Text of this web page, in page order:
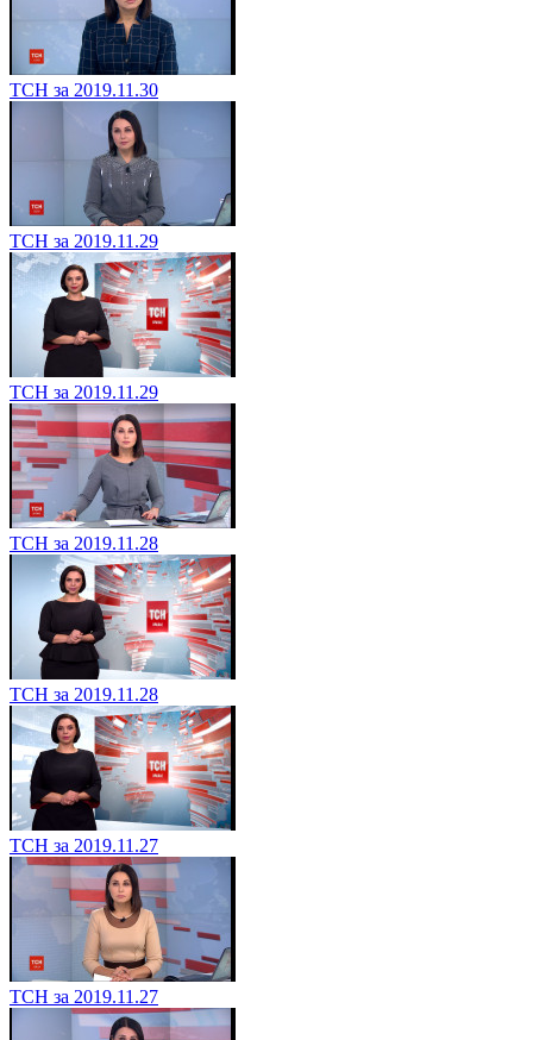
ТСН за 2019.11.30
ТСН за 2019.11.29
ТСН за 2019.11.29
ТСН за 2019.11.28
ТСН за 2019.11.28
ТСН за 2019.11.27
ТСН за 2019.11.27